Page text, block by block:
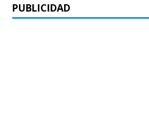
PUBLICIDAD